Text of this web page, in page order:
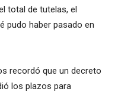
total de tutelas, el
pudo haber pasado en
recordó que un decreto
los plazos para